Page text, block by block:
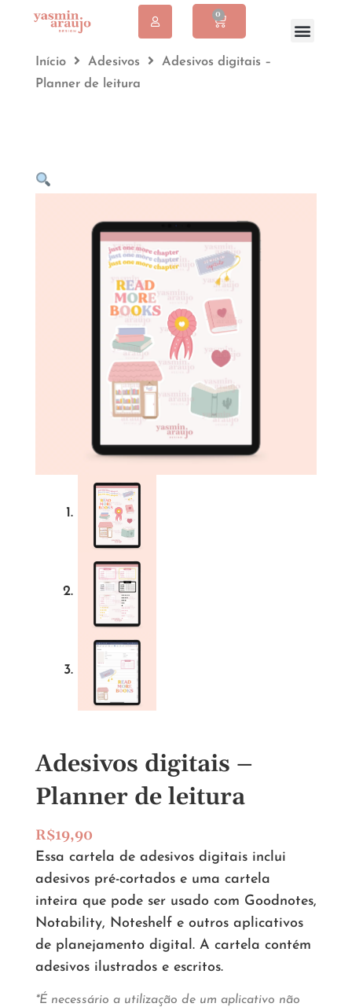
0
Início Adesivos
Adesivos digitais –
Planner de leitura
Adesivos digitais –
Planner de leitura
R$19,90
Essa cartela de adesivos digitais inclui
adesivos pré-cortados e uma cartela
inteira que pode ser usado com Goodnotes,
Notability, Noteshelf e outros aplicativos
de planejamento digital. A cartela contém
adesivos ilustrados e escritos.
*É necessário a utilização de um aplicativo não